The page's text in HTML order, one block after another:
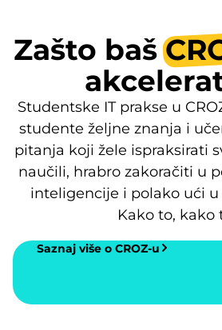
Zašto baš
Studentske IT prakse u
studente željne znanja i
pitanja koji žele ispraksirati
naučili, hrabro zakoračiti u
inteligencije i polako ući u
Kako to, kako
Saznaj više o CROZ-u